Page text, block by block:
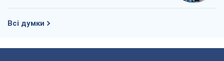
Всі думки